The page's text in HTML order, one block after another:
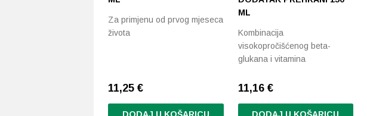
Za primjenu od prvog mjeseca
života
11,25 €
ML
Kombinacija
visokopročišćenog beta-
glukana i vitamina
11,16 €